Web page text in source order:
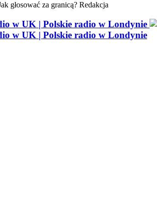
głosować za granicą? Redakcja